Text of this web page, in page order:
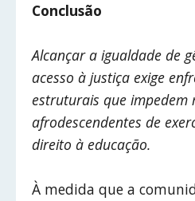
Conclusão
Alcançar a igualdade de
acesso à justiça exige
estruturais que impedem
afrodescendentes de
direito à educação.
À medida que a